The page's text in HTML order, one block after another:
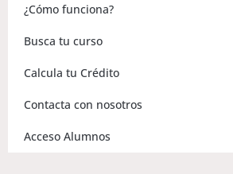
¿Cómo funciona?
Busca tu curso
Calcula tu Crédito
Contacta con nosotros
Acceso Alumnos